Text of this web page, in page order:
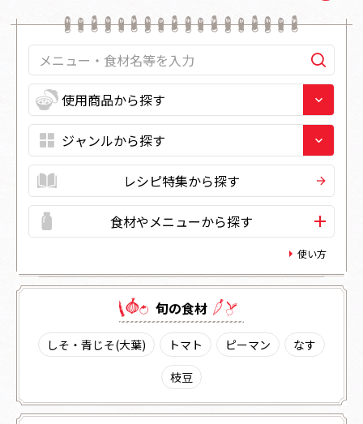
レシピ特集から探す
食材やメニューから探す
使い方
旬の⾷材
しそ・青じそ(大葉) トマト ピーマン
なす
枝豆